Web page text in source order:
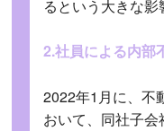
るという大きな影
2.社員による内部
2022年1月に、不
おいて、同社子